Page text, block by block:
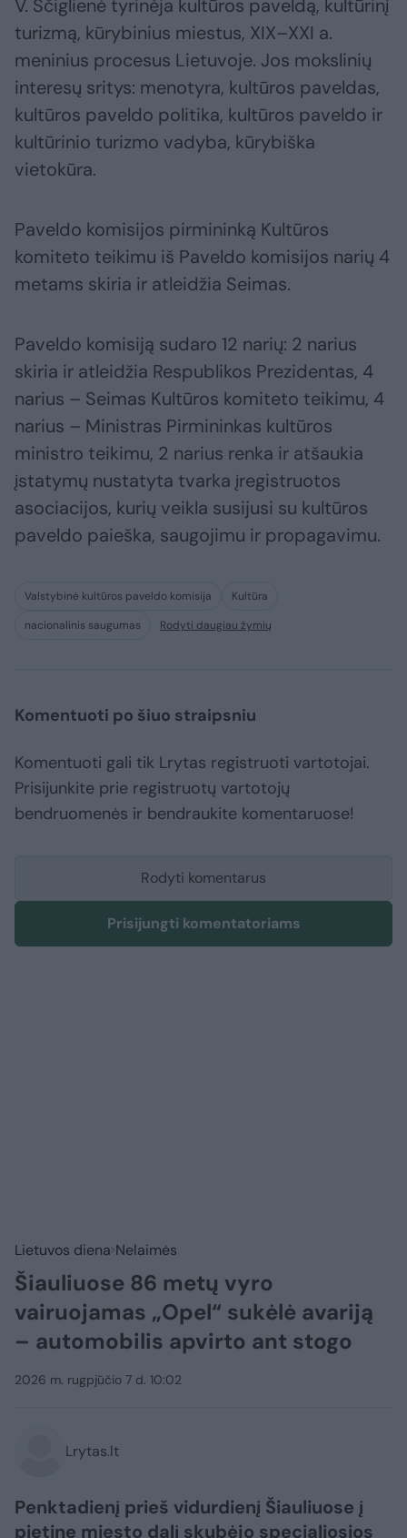
V. Ščiglienė tyrinėja kultūros paveldą, kultūrinį
turizmą, kūrybinius miestus, XIX–XXI a.
meninius procesus Lietuvoje. Jos mokslinių
interesų sritys: menotyra, kultūros paveldas,
kultūros paveldo politika, kultūros paveldo ir
kultūrinio turizmo vadyba, kūrybiška
vietokūra.
Paveldo komisijos pirmininką Kultūros
komiteto teikimu iš Paveldo komisijos narių 4
metams skiria ir atleidžia Seimas.
Paveldo komisiją sudaro 12 narių: 2 narius
skiria ir atleidžia Respublikos Prezidentas, 4
narius – Seimas Kultūros komiteto teikimu, 4
narius – Ministras Pirmininkas kultūros
ministro teikimu, 2 narius renka ir atšaukia
įstatymų nustatyta tvarka įregistruotos
asociacijos, kurių veikla susijusi su kultūros
paveldo paieška, saugojimu ir propagavimu.
Valstybinė kultūros paveldo komisija
Kultūra
nacionalinis saugumas
Rodyti daugiau žymių
Komentuoti po šiuo straipsniu
Komentuoti gali tik Lrytas registruoti vartotojai.
Prisijunkite prie registruotų vartotojų
bendruomenės ir bendraukite komentaruose!
Rodyti komentarus
Prisijungti komentatoriams
Lietuvos diena Nelaimės
Šiauliuose 86 metų vyro
vairuojamas „Opel“ sukėlė avariją
– automobilis apvirto ant stogo
2026 m. rugpjūčio 7 d. 10:02
Lrytas.lt
Penktadienį prieš vidurdienį Šiauliuose į
pietinę miesto dalį skubėjo specialiosios